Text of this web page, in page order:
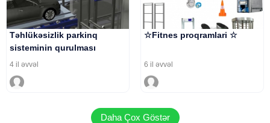
Təhlükəsizlik parkinq
sisteminin qurulması
4 il əvvəl
☆Fitnes proqramlari ☆
6 il əvvəl
Daha Çox Göstər